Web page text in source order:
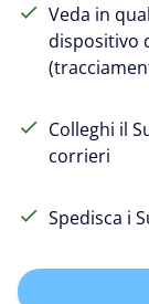
Veda in
dispositivo
Colleghi il
corrieri
Spedisca i